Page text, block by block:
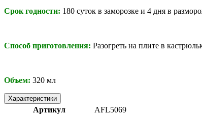
Срок годности: 180 суток в заморозке и 4 дня в
Способ приготовления: Разогреть на плите в
Объем: 320 мл
Характеристики
Артикул
AFL5069